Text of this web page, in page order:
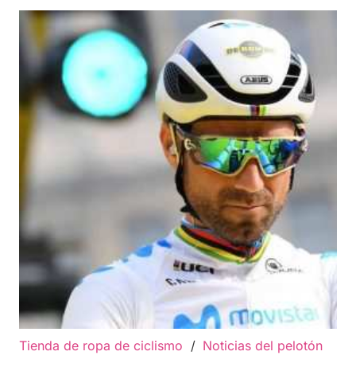
Tienda de ropa de ciclismo / Noticias del pelotón